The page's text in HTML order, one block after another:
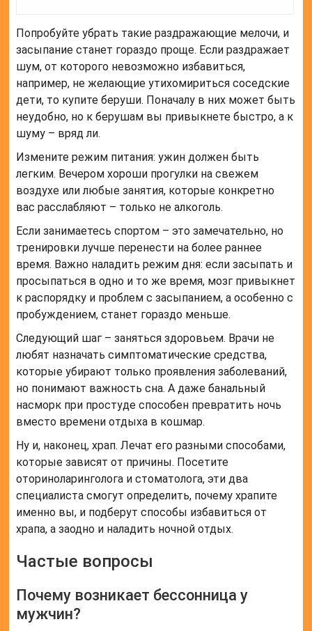
Попробуйте убрать такие раздражающие мелочи, и
засыпание станет гораздо проще. Если раздражает
шум, от которого невозможно избавиться,
например, не желающие утихомириться соседские
дети, то купите беруши. Поначалу в них может быть
неудобно, но к берушам вы привыкнете быстро, а к
шуму – вряд ли.
Измените режим питания: ужин должен быть
легким. Вечером хороши прогулки на свежем
воздухе или любые занятия, которые конкретно
вас расслабляют – только не алкоголь.
Если занимаетесь спортом – это замечательно, но
тренировки лучше перенести на более раннее
время. Важно наладить режим дня: если засыпать и
просыпаться в одно и то же время, мозг привыкнет
к распорядку и проблем с засыпанием, а особенно с
пробуждением, станет гораздо меньше.
Следующий шаг – заняться здоровьем. Врачи не
любят назначать симптоматические средства,
которые убирают только проявления заболеваний,
но понимают важность сна. А даже банальный
насморк при простуде способен превратить ночь
вместо времени отдыха в кошмар.
Ну и, наконец, храп. Лечат его разными способами,
которые зависят от причины. Посетите
оториноларинголога и стоматолога, эти два
специалиста смогут определить, почему храпите
именно вы, и подберут способы избавиться от
храпа, а заодно и наладить ночной отдых.
Частые вопросы
Почему возникает бессонница у
мужчин?